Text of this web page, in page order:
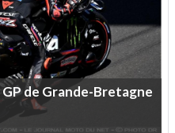
GPde Grande-Bretagne